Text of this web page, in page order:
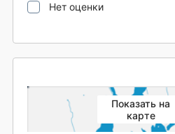
Нет оценки
Показать на
карте